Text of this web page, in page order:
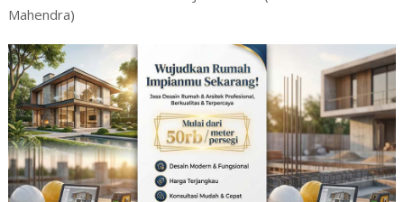
Mahendra)